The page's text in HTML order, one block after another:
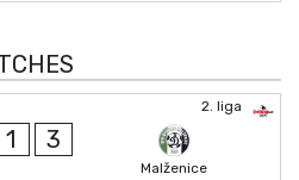
2. liga
1 3
Malženice